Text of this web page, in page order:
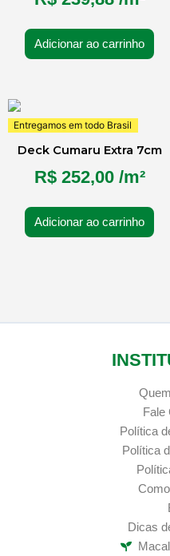
Adicionar ao carrinho
Entregamos em todo Brasil
Deck Cumaru Extra 7cm
R$252,00/m²
Adicionar ao carrinho
Fale
Política
Política
Dicas